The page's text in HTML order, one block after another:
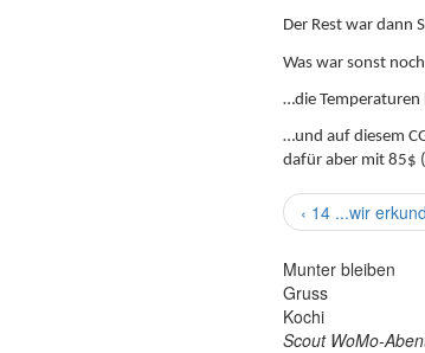
Der Rest war dann
Was war sonst
…die Temperaturen
…und auf diesem
dafür aber mit 85$
‹ 14 ...wir
Munter bleiben
Gruss
Kochi
Scout WoMo-